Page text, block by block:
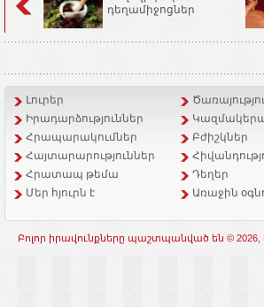
դեղամիջոցներ
Լուրեր
Իրադարձություններ
Հրապարակումներ
Բժիշկներ
Հայտարարություններ
Հրատապ թեմա
Դեղեր
Մեր հյուրն է
Առաջին
Բոլոր իրավունքները պաշտպանված են © 2026,